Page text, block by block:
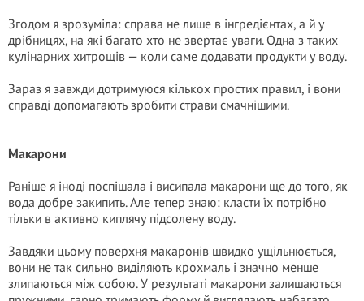
Згодом я зрозуміла: справа не лише в інгредієнтах, а й у
дрібницях, на які багато хто не звертає уваги. Одна з таких
кулінарних хитрощів — коли саме додавати продукти у воду.
Зараз я завжди дотримуюся кількох простих правил, і вони
справді допомагають зробити страви смачнішими.
Макарони
Раніше я іноді поспішала і висипала макарони ще до того, як
вода добре закипить. Але тепер знаю: класти їх потрібно
тільки в активно киплячу підсолену воду.
Завдяки цьому поверхня макаронів швидко ущільнюється,
вони не так сильно виділяють крохмаль і значно менше
злипаються між собою. У результаті макарони залишаються